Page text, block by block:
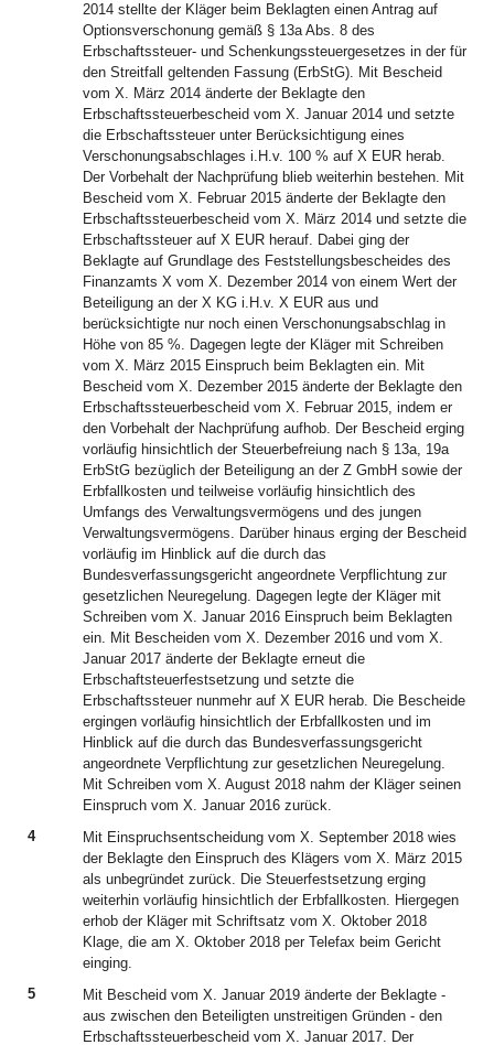
2014 stellte der Kläger beim Beklagten einen Antrag auf
Optionsverschonung gemäß § 13a Abs. 8 des
Erbschaftssteuer- und Schenkungssteuergesetzes in der für
den Streitfall geltenden Fassung (ErbStG). Mit Bescheid
vom X. März 2014 änderte der Beklagte den
Erbschaftssteuerbescheid vom X. Januar 2014 und setzte
die Erbschaftssteuer unter Berücksichtigung eines
Verschonungsabschlages i.H.v. 100 % auf X EUR herab.
Der Vorbehalt der Nachprüfung blieb weiterhin bestehen. Mit
Bescheid vom X. Februar 2015 änderte der Beklagte den
Erbschaftssteuerbescheid vom X. März 2014 und setzte die
Erbschaftssteuer auf X EUR herauf. Dabei ging der
Beklagte auf Grundlage des Feststellungsbescheides des
Finanzamts X vom X. Dezember 2014 von einem Wert der
Beteiligung an der X KG i.H.v. X EUR aus und
berücksichtigte nur noch einen Verschonungsabschlag in
Höhe von 85 %. Dagegen legte der Kläger mit Schreiben
vom X. März 2015 Einspruch beim Beklagten ein. Mit
Bescheid vom X. Dezember 2015 änderte der Beklagte den
Erbschaftssteuerbescheid vom X. Februar 2015, indem er
den Vorbehalt der Nachprüfung aufhob. Der Bescheid erging
vorläufig hinsichtlich der Steuerbefreiung nach § 13a, 19a
ErbStG bezüglich der Beteiligung an der Z GmbH sowie der
Erbfallkosten und teilweise vorläufig hinsichtlich des
Umfangs des Verwaltungsvermögens und des jungen
Verwaltungsvermögens. Darüber hinaus erging der Bescheid
vorläufig im Hinblick auf die durch das
Bundesverfassungsgericht angeordnete Verpflichtung zur
gesetzlichen Neuregelung. Dagegen legte der Kläger mit
Schreiben vom X. Januar 2016 Einspruch beim Beklagten
ein. Mit Bescheiden vom X. Dezember 2016 und vom X.
Januar 2017 änderte der Beklagte erneut die
Erbschaftsteuerfestsetzung und setzte die
Erbschaftssteuer nunmehr auf X EUR herab. Die Bescheide
ergingen vorläufig hinsichtlich der Erbfallkosten und im
Hinblick auf die durch das Bundesverfassungsgericht
angeordnete Verpflichtung zur gesetzlichen Neuregelung.
Mit Schreiben vom X. August 2018 nahm der Kläger seinen
Einspruch vom X. Januar 2016 zurück.
4
Mit Einspruchsentscheidung vom X. September 2018 wies
der Beklagte den Einspruch des Klägers vom X. März 2015
als unbegründet zurück. Die Steuerfestsetzung erging
weiterhin vorläufig hinsichtlich der Erbfallkosten. Hiergegen
erhob der Kläger mit Schriftsatz vom X. Oktober 2018
Klage, die am X. Oktober 2018 per Telefax beim Gericht
einging.
5
Mit Bescheid vom X. Januar 2019 änderte der Beklagte -
aus zwischen den Beteiligten unstreitigen Gründen - den
Erbschaftssteuerbescheid vom X. Januar 2017. Der